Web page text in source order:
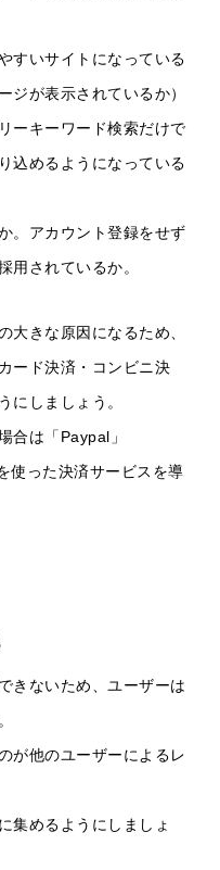
すいサイトになっている
ジが表示されているか）
ーキーワード検索だけで
込めるようになっている
。アカウント登録をせず
用されているか。
大きな原因になるため、
ード決済・コンビニ決
にしましょう。
合は「Paypal」
使った決済サービスを導
きないため、ユーザーは
が他のユーザーによるレ
集めるようにしましょ